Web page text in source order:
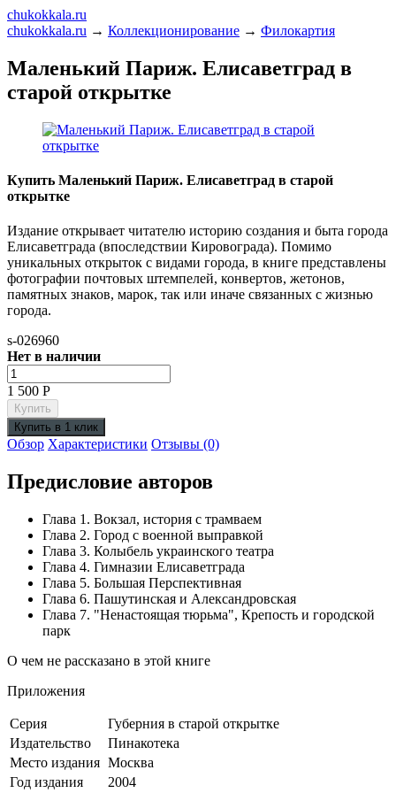
chukokkala.ru
chukokkala.ru → Коллекционирование → Филокартия
Маленький Париж. Елисаветград в
старой открытке
Купить Маленький Париж. Елисаветград в старой
открытке
Издание открывает читателю историю создания и быта города
Елисаветграда (впоследствии Кировограда). Помимо
уникальных открыток с видами города, в книге представлены
фотографии почтовых штемпелей, конвертов, жетонов,
памятных знаков, марок, так или иначе связанных с жизнью
города.
s-026960
Нет в наличии
1 500 Р
Обзор Характеристики Отзывы (0)
Предисловие авторов
Глава 1. Вокзал, история с трамваем
Глава 2. Город с военной выправкой
Глава 3. Колыбель украинского театра
Глава 4. Гимназии Елисаветграда
Глава 5. Большая Перспективная
Глава 6. Пашутинская и Александровская
Глава 7. "Ненастоящая тюрьма", Крепость и городской
парк
О чем не рассказано в этой книге
Приложения
Серия
Губерния в старой открытке
Издательство
Пинакотека
Место издания Москва
Год издания
2004